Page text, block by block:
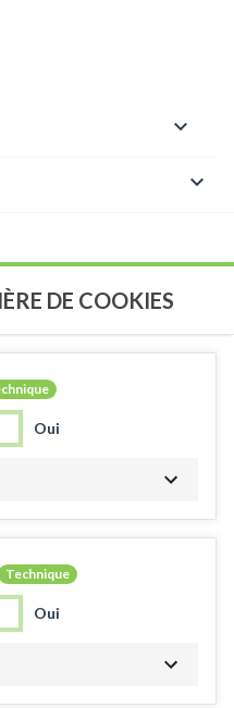


DE COOKIES
Oui
Technique
Oui